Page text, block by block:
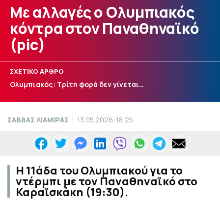
Με αλλαγές ο Ολυμπιακός
κόντρα στον Παναθηναϊκό
(pic)
ΣΧΕΤΙΚΟ ΑΡΘΡΟ
Ολυμπιακός: Τρίτη φορά δεν γίνεται…
ΣΑΒΒΑΣ ΛΙΑΜΙΡΑΣ 13.05.2026-18:25
Η 11άδα του Ολυμπιακού για το
ντέρμπι με τον Παναθηναϊκό στο
Καραϊσκάκη (19:30).